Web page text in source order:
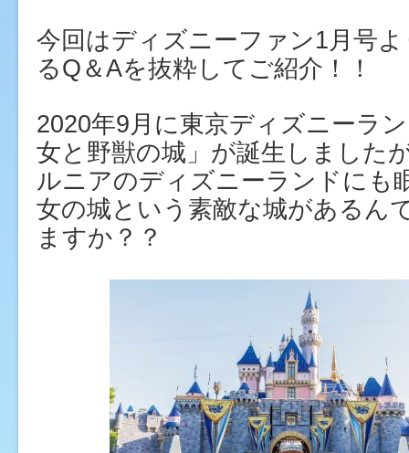
今回はディズニーファン1月号
るQ＆Aを抜粋してご紹介！！
2020年9月に東京ディズニーラ
女と野獣の城」が誕生しました
ルニアのディズニーランドにも
女の城という素敵な城があるん
ますか？？